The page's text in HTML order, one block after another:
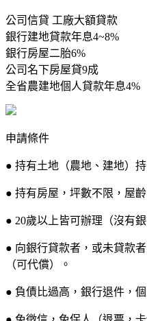
公司信貸 工廠大額貸款
銀行建地貸款年息4~8%
銀行房屋二胎6%
公司名下房屋貸9成
全省農建地個人貸款年息4%
申請條件
● 持有土地（農地、建地）持
● 持有房屋，坪數不限，屋齡
● 20歲以上皆可辦理（沒有
● 向銀行貸款者，或未貸款
（可代償）。
● 負債比過高，銀行退件，